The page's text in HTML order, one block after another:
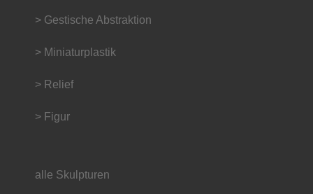
> Gestische Abstraktion
> Miniaturplastik
> Relief
> Figur
alle Skulpturen